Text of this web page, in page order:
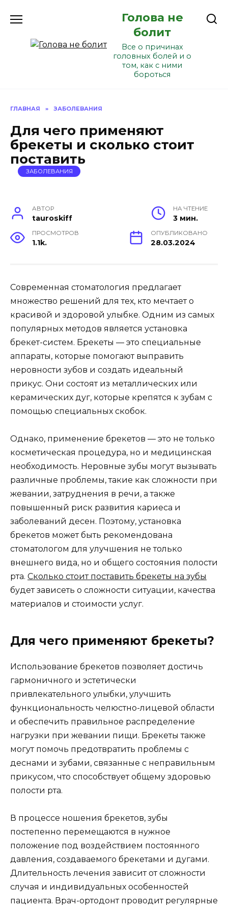
Голова не
болит
Все о причинах
головных болей и о
том, как с ними
бороться
ГЛАВНАЯ » ЗАБОЛЕВАНИЯ
Для чего применяют
брекеты и сколько стоит
поставить
ЗАБОЛЕВАНИЯ
АВТОР
tauroskiff
НА ЧТЕНИЕ
3 мин.
ПРОСМОТРОВ
1.1k.
ОПУБЛИКОВАНО
28.03.2024
Современная стоматология предлагает
множество решений для тех, кто мечтает о
красивой и здоровой улыбке. Одним из самых
популярных методов является установка
брекет-систем. Брекеты — это специальные
аппараты, которые помогают выправить
неровности зубов и создать идеальный
прикус. Они состоят из металлических или
керамических дуг, которые крепятся к зубам с
помощью специальных скобок.
Однако, применение брекетов — это не только
косметическая процедура, но и медицинская
необходимость. Неровные зубы могут вызывать
различные проблемы, такие как сложности при
жевании, затруднения в речи, а также
повышенный риск развития кариеса и
заболеваний десен. Поэтому, установка
брекетов может быть рекомендована
стоматологом для улучшения не только
внешнего вида, но и общего состояния полости
рта. Сколько стоит поставить брекеты на зубы
будет зависеть о сложности ситуации, качества
материалов и стоимости услуг.
Для чего применяют брекеты?
Использование брекетов позволяет достичь
гармоничного и эстетически
привлекательного улыбки, улучшить
функциональность челюстно-лицевой области
и обеспечить правильное распределение
нагрузки при жевании пищи. Брекеты также
могут помочь предотвратить проблемы с
деснами и зубами, связанные с неправильным
прикусом, что способствует общему здоровью
полости рта.
В процессе ношения брекетов, зубы
постепенно перемещаются в нужное
положение под воздействием постоянного
давления, создаваемого брекетами и дугами.
Длительность лечения зависит от сложности
случая и индивидуальных особенностей
пациента. Врач-ортодонт проводит регулярные